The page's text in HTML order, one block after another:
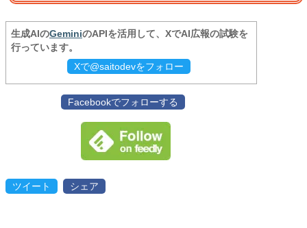
生成AIのGeminiのAPIを活用して、XでAI広報の試験を
行っています。
Xで@saitodevをフォロー
Facebookでフォローする
ツイート シェア